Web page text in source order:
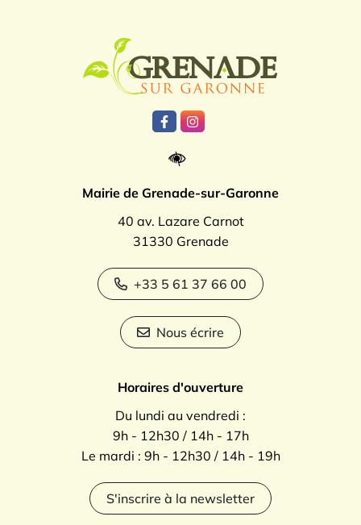
Lien vers le compte Facebook
Lien vers le compte
Mairie de Grenade-sur-Garonne
40 av. Lazare Carnot
31330 Grenade
+33 5 61 37 66 00
Nous écrire
Horaires d'ouverture
Du lundi au vendredi :
9h - 12h30 / 14h - 17h
Le mardi : 9h - 12h30 / 14h - 19h
S'inscrire à la newsletter